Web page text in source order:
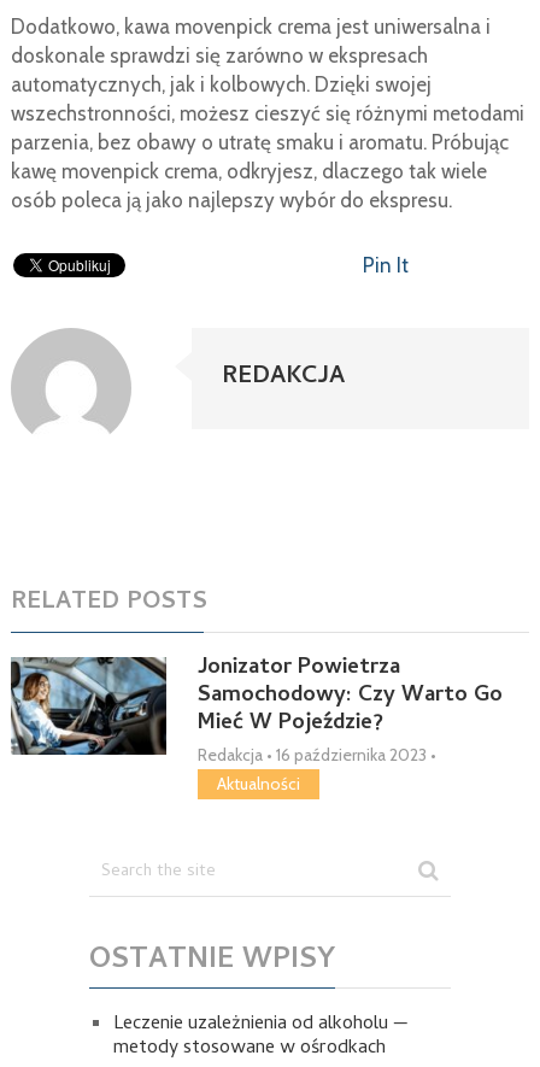
Dodatkowo, kawa movenpick crema jest uniwersalna i
doskonale sprawdzi się zarówno w ekspresach
automatycznych, jak i kolbowych. Dzięki swojej
wszechstronności, możesz cieszyć się różnymi metodami
parzenia, bez obawy o utratę smaku i aromatu. Próbując
kawę movenpick crema, odkryjesz, dlaczego tak wiele
osób poleca ją jako najlepszy wybór do ekspresu.
Pin It
REDAKCJA
RELATED POSTS
Jonizator Powietrza
Samochodowy: Czy Warto Go
Mieć W Pojeździe?
Redakcja • 16 października 2023 •
Aktualności
OSTATNIE WPISY
Leczenie uzależnienia od alkoholu —
metody stosowane w ośrodkach